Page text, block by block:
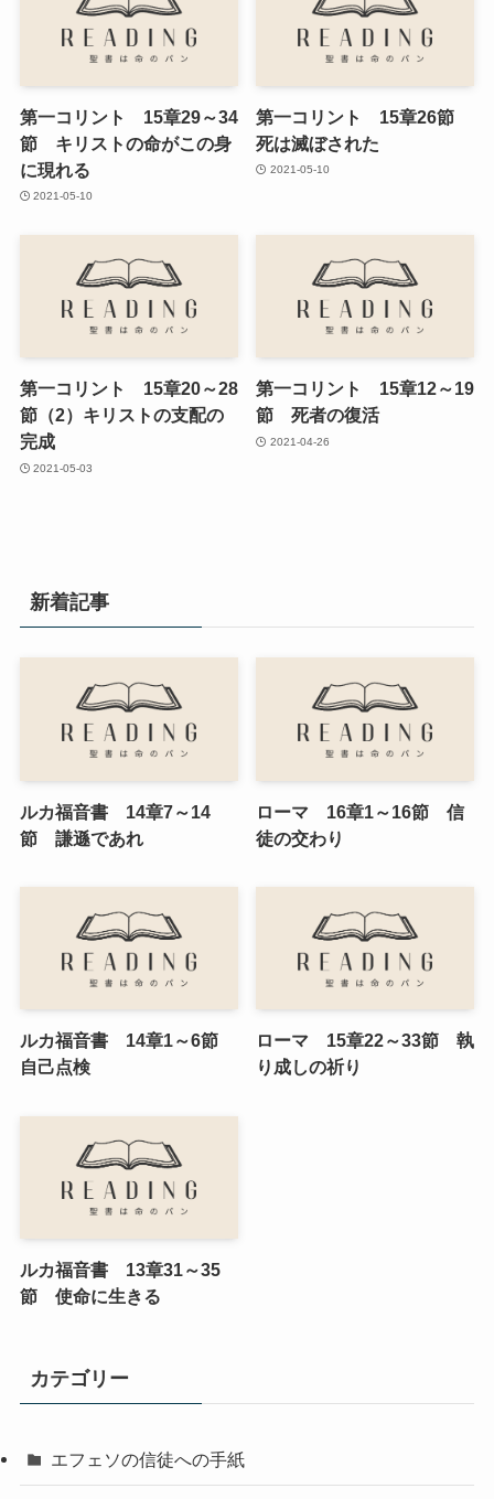
第一コリント 15章29～34
節 キリストの命がこの身
に現れる
2021-05-10
第一コリント 15章26節
死は滅ぼされた
2021-05-10
第一コリント 15章20～28
節（2）キリストの支配の
完成
2021-05-03
第一コリント 15章12～19
節 死者の復活
2021-04-26
新着記事
ルカ福音書 14章7～14
節 謙遜であれ
ローマ 16章1～16節 信
徒の交わり
ルカ福音書 14章1～6節
自己点検
ローマ 15章22～33節 執
り成しの祈り
ルカ福音書 13章31～35
節 使命に生きる
カテゴリー
エフェソの信徒への手紙